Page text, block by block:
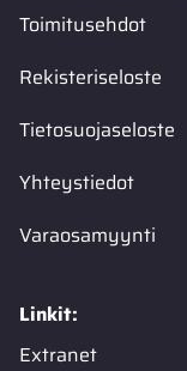
Toimitusehdot
Rekisteriseloste
Tietosuojaseloste
Yhteystiedot
Varaosamyynti
Linkit:
Extranet